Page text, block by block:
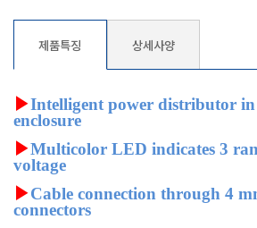
제품특징 상세사양
▶Intelligent power distributor in
enclosure
▶Multicolor LED indicates 3
voltage
▶Cable connection through 4
connectors